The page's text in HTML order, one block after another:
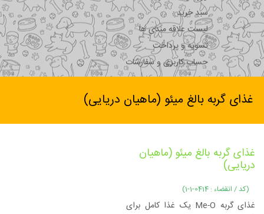
سبد خرید
لیست علاقه مندی ها
تسویه و پرداخت
حساب کاربری و سفارشات
غذای گربه بالغ میئو (ماهیان دریایی)
غذای گربه بالغ میئو (ماهیان
دریایی)
(کد / انقضاء : 0414-1-1)
غذای گربه Me-O یک غذا کامل برای